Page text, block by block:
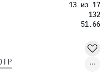
13 из 17
132
51.66